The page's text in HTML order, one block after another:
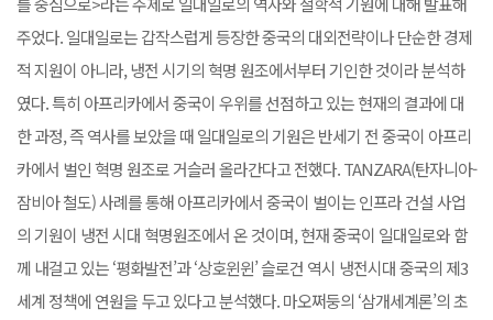
주었다. 일대일로는 갑작스럽게 등장한 중국의 대외전략이나 단순한 경제
적 지원이 아니라, 냉전 시기의 혁명 원조에서부터 기인한 것이라 분석하
였다. 특히 아프리카에서 중국이 우위를 선점하고 있는 현재의 결과에 대
한 과정, 즉 역사를 보았을 때 일대일로의 기원은 반세기 전 중국이 아프리
카에서 벌인 혁명 원조로 거슬러 올라간다고 전했다. TANZARA(탄자니아-
잠비아 철도) 사례를 통해 아프리카에서 중국이 벌이는 인프라 건설 사업
의 기원이 냉전 시대 혁명원조에서 온 것이며, 현재 중국이 일대일로와 함
께 내걸고 있는 ‘평화발전’과 ‘상호윈윈’ 슬로건 역시 냉전시대 중국의 제3
세계 정책에 연원을 두고 있다고 분석했다. 마오쩌둥의 ‘삼개세계론’의 초